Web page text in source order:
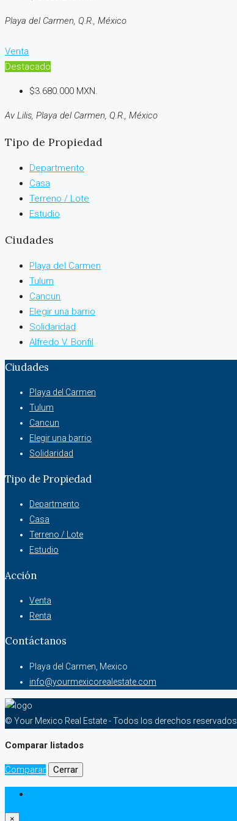
Playa del Carmen, Q.R., México
Venta
Destacado
$3.680.000 MXN.
Av Lilis, Playa del Carmen, Q.R., México
Tipo de Propiedad
Departmento
Casa
Terreno / Lote
Estudio
Ciudades
Playa del Carmen
Tulum
Cancun
Elegir una barrio
Solidaridad
Alfredo V. Bonfil
Ciudades
Playa del Carmen
Tulum
Cancun
Elegir una barrio
Solidaridad
Tipo de Propiedad
Departmento
Casa
Terreno / Lote
Estudio
Acción
Venta
Renta
Contáctanos
Playa del Carmen, Mexico
info@yourmexicorealestate.com
© Your Mexico Real Estate - Todos los derechos reservados
Comparar listados
Comparar Cerrar
×